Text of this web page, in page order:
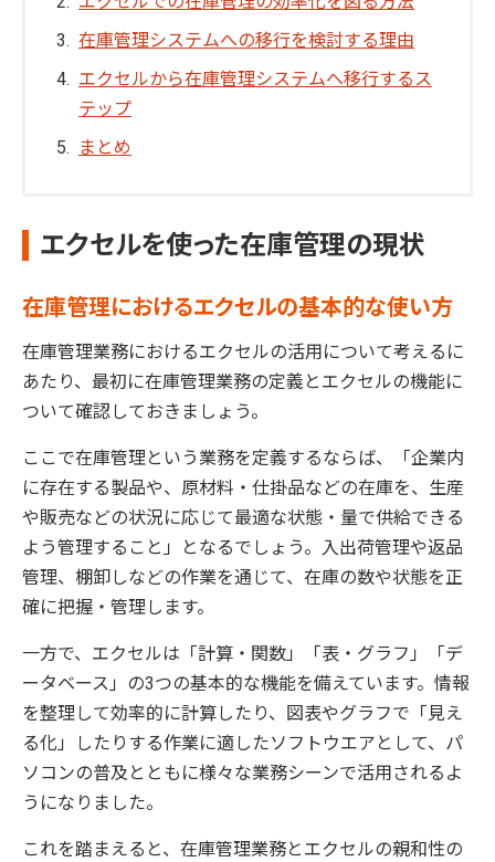
在庫管理システムへの移行を検討する理由
エクセルから在庫管理システムへ移行するス
テップ
まとめ
エクセルを使った在庫管理の現状
在庫管理におけるエクセルの基本的な使い方
在庫管理業務におけるエクセルの活用について考えるに
あたり、最初に在庫管理業務の定義とエクセルの機能に
ついて確認しておきましょう。
ここで在庫管理という業務を定義するならば、「企業内
に存在する製品や、原材料・仕掛品などの在庫を、生産
や販売などの状況に応じて最適な状態・量で供給できる
よう管理すること」となるでしょう。入出荷管理や返品
管理、棚卸しなどの作業を通じて、在庫の数や状態を正
確に把握・管理します。
一方で、エクセルは「計算・関数」「表・グラフ」「デ
ータベース」の3つの基本的な機能を備えています。情報
を整理して効率的に計算したり、図表やグラフで「見え
る化」したりする作業に適したソフトウエアとして、パ
ソコンの普及とともに様々な業務シーンで活用されるよ
うになりました。
これを踏まえると、在庫管理業務とエクセルの親和性の